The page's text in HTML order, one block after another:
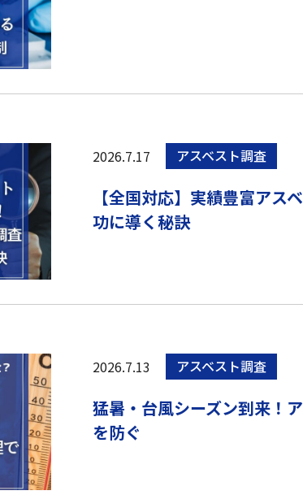
2026.7.17 アスベスト調査
【全国対応】実績豊富アス
功に導く秘訣
2026.7.13 アスベスト調査
猛暑・台風シーズン到来！
を防ぐ